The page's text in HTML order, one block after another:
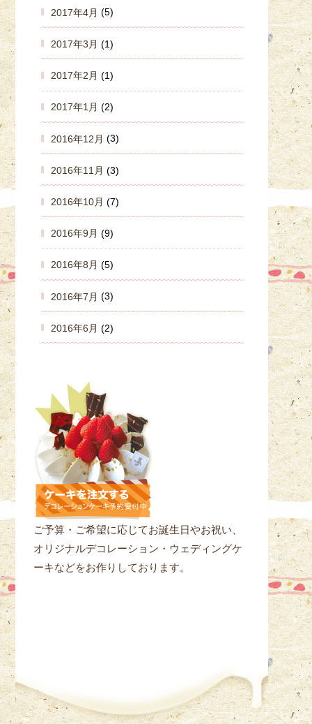
2017年4月 (5)
2017年3月 (1)
2017年2月 (1)
2017年1月 (2)
2016年12月 (3)
2016年11月 (3)
2016年10月 (7)
2016年9月 (9)
2016年8月 (5)
2016年7月 (3)
2016年6月 (2)
ご予算・ご希望に応じてお誕生日やお祝い、
オリジナルデコレーション・ウェディングケ
ーキなどをお作りしております。